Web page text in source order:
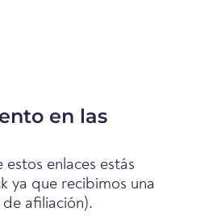
en las
enlaces estás
ya que recibimos una
afiliación).